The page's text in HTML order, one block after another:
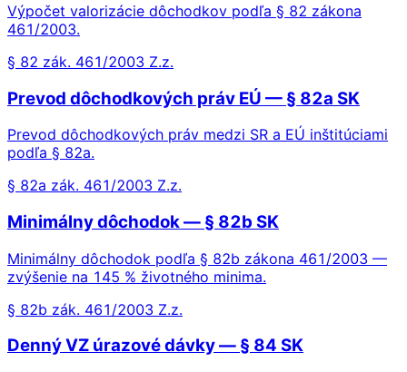
Výpočet valorizácie dôchodkov podľa § 82 zákona
461/2003.
§ 82 zák. 461/2003 Z.z.
Prevod dôchodkových práv EÚ — § 82a SK
Prevod dôchodkových práv medzi SR a EÚ inštitúciami
podľa § 82a.
§ 82a zák. 461/2003 Z.z.
Minimálny dôchodok — § 82b SK
Minimálny dôchodok podľa § 82b zákona 461/2003 —
zvýšenie na 145 % životného minima.
§ 82b zák. 461/2003 Z.z.
Denný VZ úrazové dávky — § 84 SK